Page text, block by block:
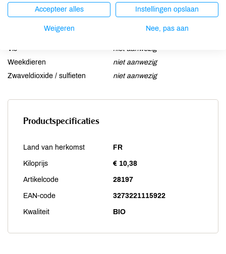
niet aanwezig
Vis
niet aanwezig
Weekdieren
niet aanwezig
Zwaveldioxide / sulfieten
niet aanwezig
Productspecificaties
Land van herkomst FR
Kiloprijs € 10,38
Artikelcode 28197
EAN-code 3273221115922
Kwaliteit BIO
Accepteer alles Instellingen opslaan
Weigeren Nee, pas aan